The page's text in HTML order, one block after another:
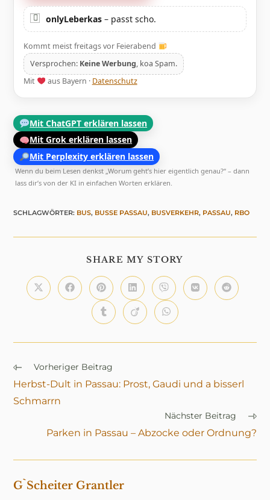
onlyLeberkas – passt scho.
Kommt meist freitags vor Feierabend
Versprochen: Keine Werbung, koa Spam.
Mit
aus Bayern · Datenschutz
Mit ChatGPT erklären lassen
Mit Grok erklären lassen
Mit Perplexity erklären lassen
Wenn du beim Lesen denkst „Worum geht’s hier eigentlich genau?“ – dann
lass dir’s von der KI in einfachen Worten erklären.
SCHLAGWÖRTER: BUS, BUSSE PASSAU, BUSVERKEHR, PASSAU, RBO
SHARE MY STORY
TEILEN
Öffnet
in
Öffnet
in
einem
neuen
Fenster
Öffnet
in
einem
neuen
Fenster
Öffnet
in
einem
neuen
Fenster
Öffnet
in
einem
neuen
Fenster
Öffnet
in
Öffnet
in
Öffnet
in
neuen
Öffnet
in
neuen
Öffnet
in
neuen
Weitere
ansehen
Vorheriger Beitrag
Herbst-Dult in Passau: Prost, Gaudi und a bisserl
Schmarrn
Nächster Beitrag
Parken in Passau – Abzocke oder Ordnung?
G`scheiter Grantler